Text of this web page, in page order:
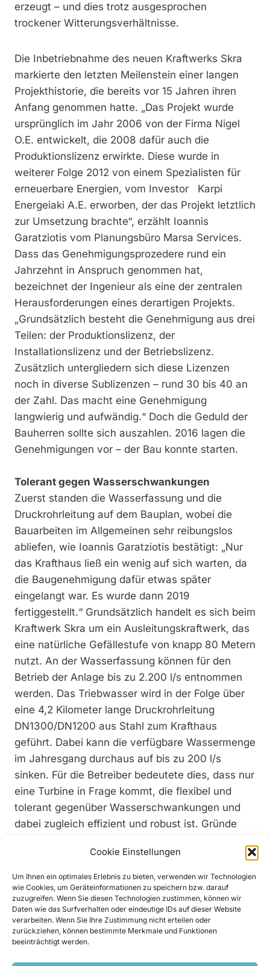
Cookie Einstellungen
Um Ihnen ein optimales Erlebnis zu bieten, verwenden wir Technologien
wie Cookies, um Geräteinformationen zu speichern bzw. darauf
zuzugreifen. Wenn Sie diesen Technologien zustimmen, können wir
Daten wie das Surfverhalten oder eindeutige IDs auf dieser Website
verarbeiten. Wenn Sie Ihre Zustimmung nicht erteilen oder
zurückziehen, können bestimmte Merkmale und Funktionen
beeinträchtigt werden.
erzeugt – und dies trotz ausgesprochen
trockener Witterungsverhältnisse.
Die Inbetriebnahme des neuen Kraftwerks Skra
markierte den letzten Meilenstein einer langen
Projekthistorie, die bereits vor 15 Jahren ihren
Anfang genommen hatte. „Das Projekt wurde
ursprünglich im Jahr 2006 von der Firma Nigel
O.E. entwickelt, die 2008 dafür auch die
Produktionslizenz erwirkte. Diese wurde in
weiterer Folge 2012 von einem Spezialisten für
erneuerbare Energien, vom Investor Karpi
Energeiaki A.E. erworben, der das Projekt letztlich
zur Umsetzung brachte“, erzählt Ioannis
Garatziotis vom Planungsbüro Marsa Services.
Dass das Genehmigungsprozedere rund ein
Jahrzehnt in Anspruch genommen hat,
bezeichnet der Ingenieur als eine der zentralen
Herausforderungen eines derartigen Projekts.
„Grundsätzlich besteht die Genehmigung aus drei
Teilen: der Produktionslizenz, der
Installationslizenz und der Betriebslizenz.
Zusätzlich untergliedern sich diese Lizenzen
noch in diverse Sublizenzen – rund 30 bis 40 an
der Zahl. Das macht eine Genehmigung
langwierig und aufwändig.“ Doch die Geduld der
Bauherren sollte sich auszahlen. 2016 lagen die
Genehmigungen vor – der Bau konnte starten.
Tolerant gegen Wasserschwankungen
Zuerst standen die Wasserfassung und die
Druckrohrleitung auf dem Bauplan, wobei die
Bauarbeiten im Allgemeinen sehr reibungslos
abliefen, wie Ioannis Garatziotis bestätigt: „Nur
das Krafthaus ließ ein wenig auf sich warten, da
die Baugenehmigung dafür etwas später
eingelangt war. Es wurde dann 2019
fertiggestellt.“ Grundsätzlich handelt es sich beim
Kraftwerk Skra um ein Ausleitungskraftwerk, das
eine natürliche Gefällestufe von knapp 80 Metern
nutzt. An der Wasserfassung können für den
Betrieb der Anlage bis zu 2.200 l/s entnommen
werden. Das Triebwasser wird in der Folge über
eine 4,2 Kilometer lange Druckrohrleitung
DN1300/DN1200 aus Stahl zum Krafthaus
geführt. Dabei kann die verfügbare Wassermenge
im Jahresgang durchaus auf bis zu 200 l/s
sinken. Für die Betreiber bedeutete dies, dass nur
eine Turbine in Frage kommt, die flexibel und
tolerant gegenüber Wasserschwankungen und
dabei zugleich effizient und robust ist. Gründe
Durchströmturbine des bekannten
Branchenspezialisten Ossberger fiel. Von Seiten
des deutschen Wasserkraftunternehmens wurde
in der Folge eine maßgeschneiderte Lösung
entwickelt, die optimal auf die Bedingungen vor
Ort angepasst wurde. Konkret handelt es sich um